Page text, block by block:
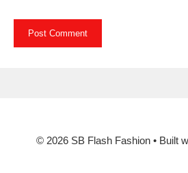
© 2026 SB Flash Fashion • Built